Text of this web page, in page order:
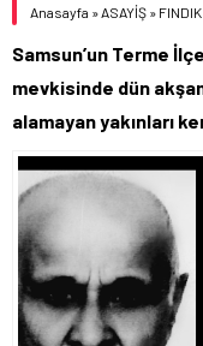
DOLAR
55,1881
Anasayfa »ASAYİŞ »
Samsun’un Terme
mevkisinde dün
alamayan yakınları